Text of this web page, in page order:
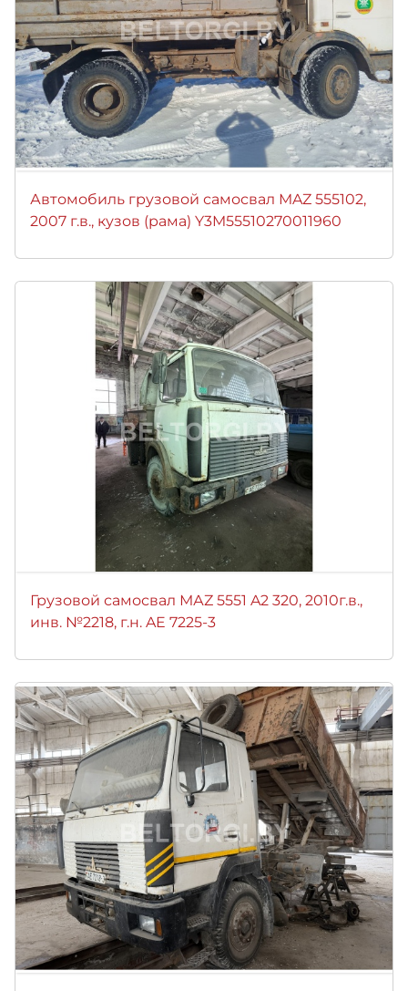
Автомобиль грузовой самосвал MAZ 555102,
2007 г.в., кузов (рама) Y3M55510270011960
Грузовой самосвал МАZ 5551 A2 320, 2010г.в.,
инв. №2218, г.н. AE 7225-3